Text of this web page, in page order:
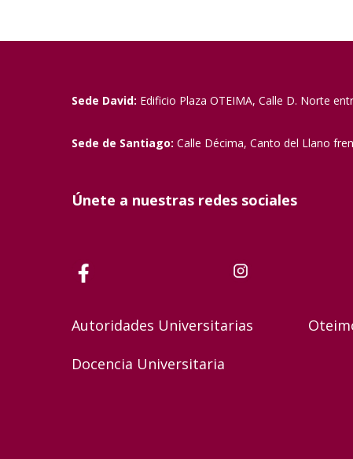
Sede David: Edificio Plaza OTEIMA, Calle D. Norte
Sede de Santiago: Calle Décima, Canto del Llano
Únete a nuestras redes sociales
Autoridades Universitarias
Docencia Universitaria